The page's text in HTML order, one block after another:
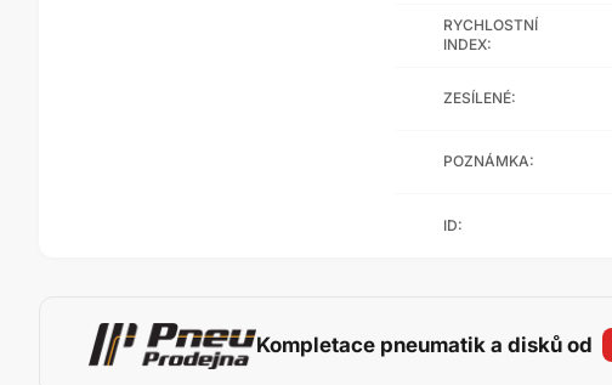
RYCHLOSTNÍ
INDEX:
ZESÍLENÉ:
POZNÁMKA:
ID:
Kompletace pneumatik a disků od